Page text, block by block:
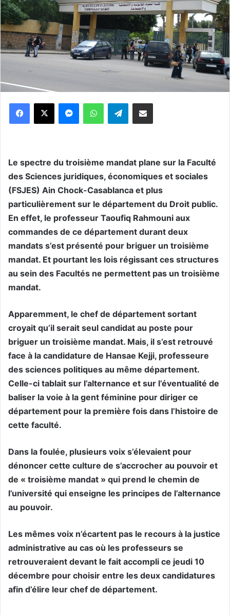
WhatsApp Telegram
Le spectre du troisième mandat plane sur la Faculté
des Sciences juridiques, économiques et sociales
(FSJES) Ain Chock-Casablanca et plus
particulièrement sur le département du Droit public.
En effet, le professeur Taoufiq Rahmouni aux
commandes de ce département durant deux
mandats s’est présenté pour briguer un troisième
mandat. Et pourtant les lois régissant ces structures
au sein des Facultés ne permettent pas un troisième
mandat.
Apparemment, le chef de département sortant
croyait qu’il serait seul candidat au poste pour
briguer un troisième mandat. Mais, il s’est retrouvé
face à la candidature de Hansae Kejji, professeure
des sciences politiques au même département.
Celle-ci tablait sur l’alternance et sur l’éventualité de
baliser la voie à la gent féminine pour diriger ce
département pour la première fois dans l’histoire de
cette faculté.
Dans la foulée, plusieurs voix s’élevaient pour
dénoncer cette culture de s’accrocher au pouvoir et
de « troisième mandat » qui prend le chemin de
l’université qui enseigne les principes de l’alternance
au pouvoir.
Les mêmes voix n’écartent pas le recours à la justice
administrative au cas où les professeurs se
retrouveraient devant le fait accompli ce jeudi 10
décembre pour choisir entre les deux candidatures
afin d’élire leur chef de département.